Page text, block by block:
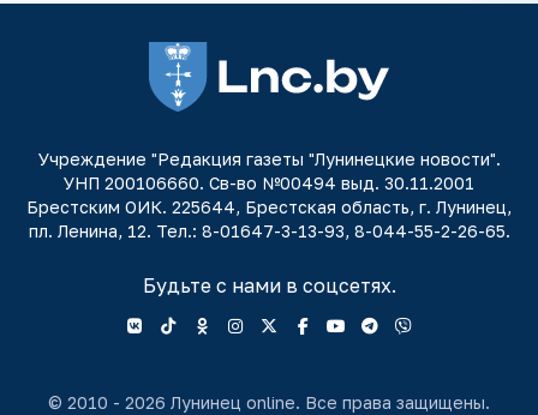
Учреждение "Редакция газеты "Лунинецкие новости".
УНП 200106660. Св-во №00494 выд. 30.11.2001
Брестским ОИК. 225644, Брестская область, г. Лунинец,
пл. Ленина, 12. Тел.: 8-01647-3-13-93, 8-044-55-2-26-65.
Будьте с нами в соцсетях.
© 2010 - 2026 Лунинец online. Все права защищены.